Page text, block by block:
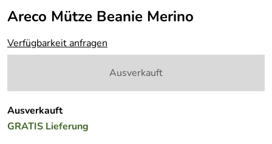
Areco Mütze Beanie Merino
Verfügbarkeit anfragen
Ausverkauft
Ausverkauft
GRATIS Lieferung